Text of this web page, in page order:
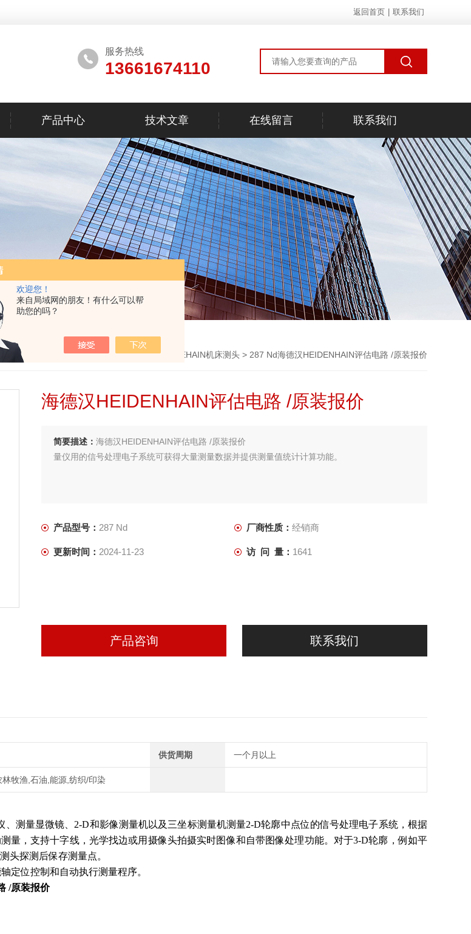
欢迎您！
来自局域网的朋友！有什么可以帮
助您的吗？
返回首页 联系我们
服务热线
13661674110
产品中心 技术文章 在线留言 联系我们
产品中心 德国海德汉HEIDEHAIN>HEIDEHAIN机床测头 > 287 Nd海德汉HEIDENHAIN评估电路 /原装报价
海德汉HEIDENHAIN评估电路 /原装报价
简要描述： 海德汉HEIDENHAIN评估电路 /原装报价
量仪用的信号处理电子系统可获得大量测量数据并提供测量值统计计算功能。
产品型号： 287 Nd 厂商性质： 经销商
更新时间： 2024-11-23 访 问 量： 1641
产品咨询 联系我们
供货周期 一个月以上
林牧渔,石油,能源,纺织/印染
测量显微镜、2-D和影像测量机以及三坐标测量机测量2-D轮廓中点位的信号处理电子系统，根据
量，支持十字线，光学找边或用摄像头拍摄实时图像和自带图像处理功能。对于3-D轮廓，例如平
头探测后保存测量点。
定位控制和自动执行测量程序。
/原装报价